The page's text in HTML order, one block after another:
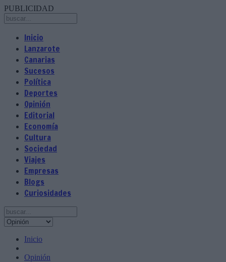
PUBLICIDAD
Inicio
Lanzarote
Canarias
Sucesos
Política
Deportes
Opinión
Editorial
Economía
Cultura
Sociedad
Viajes
Empresas
Blogs
Curiosidades
Inicio
Opinión